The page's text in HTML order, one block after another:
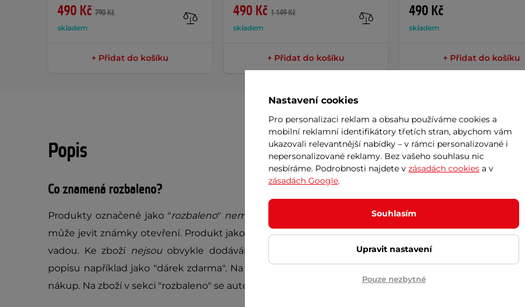
490 Kč 790 Kč
skladem
+ Přidat do košíku
490 Kč 1 149 Kč
skladem
+ Přidat do košíku
490 Kč
skladem
+ Přidat do košíku
Popis
Co znamená rozbaleno?
Produkty označené jako "rozbaleno" nemusí
být v originálním balení nebo krabice
může jevit známky otevření. Produkt jako takový je však zcela nový a netrpí žádnou
vadou. Ke zboží nejsouobvykle dodávány další bonusové produkty označené v
popisu například jako "dárek zdarma". Na zboží senevztahujesleva 100 Kč na první
nákup. Na zboží v sekci "rozbaleno" se automaticky vztahuje
dvouletá záruka.
Průměr
Materiál
UV ochrana
Nastavení cookies
Pro personalizaci reklam a obsahu používáme cookies a
mobilní reklamní identifikátory třetích stran, abychom vám
ukazovali relevantnější nabídky – v rámci personalizované i
nepersonalizované reklamy. Bez vašeho souhlasu nic
nesbíráme. Podrobnosti najdete v zásadách cookies a v
zásadách Google.
Souhlasím
Upravit nastavení
Pouze nezbytné